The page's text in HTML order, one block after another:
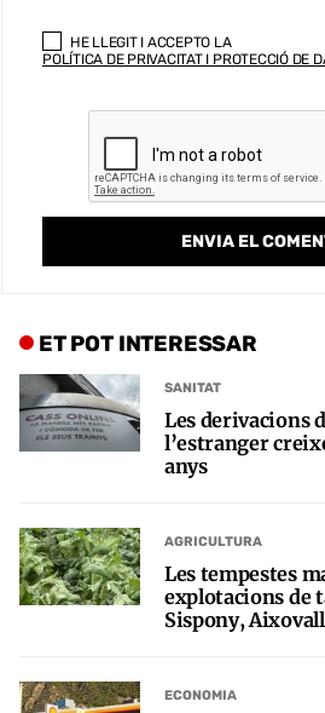
HE LLEGIT I ACCEPTO LA
POLÍTICA DE PRIVACITAT I PROTECCIÓ DE
ET POT INTERESSAR
SANITAT
Les derivacions
l’estranger
anys
AGRICULTURA
Les tempestes
explotacions de
Sispony,
ECONOMIA